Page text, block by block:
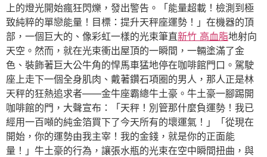
上的燈光開始瘋狂閃爍，發出警告。「能量超載！檢測到極
致純粹的單戀能量！目標：提升天秤座運勢！」在機器的頂
部，一個巨大的、像彩虹一樣的光束筆直新竹 高血脂地射向
天空。然而，就在光束衝出屋頂的一瞬間，一輛塗滿了金
色、裝飾著巨大公牛角的悍馬車猛地停在咖啡館門口。駕駛
座上走下一個全身肌肉、戴著鑽石項圈的男人，那人正是林
天秤的狂熱追求者——金牛座霸總牛土豪。牛土豪一腳踢開
咖啡館的門，大聲宣布：「天秤！別管那什麼負運勢！我已
經用一百噸的純金箔買下了今天所有的壞運氣！」「從現在
開始，你的運勢由我主宰！我的金錢，就是你的正面能
量！」牛土豪的行為，讓張水瓶的光束在空中瞬間扭曲，與